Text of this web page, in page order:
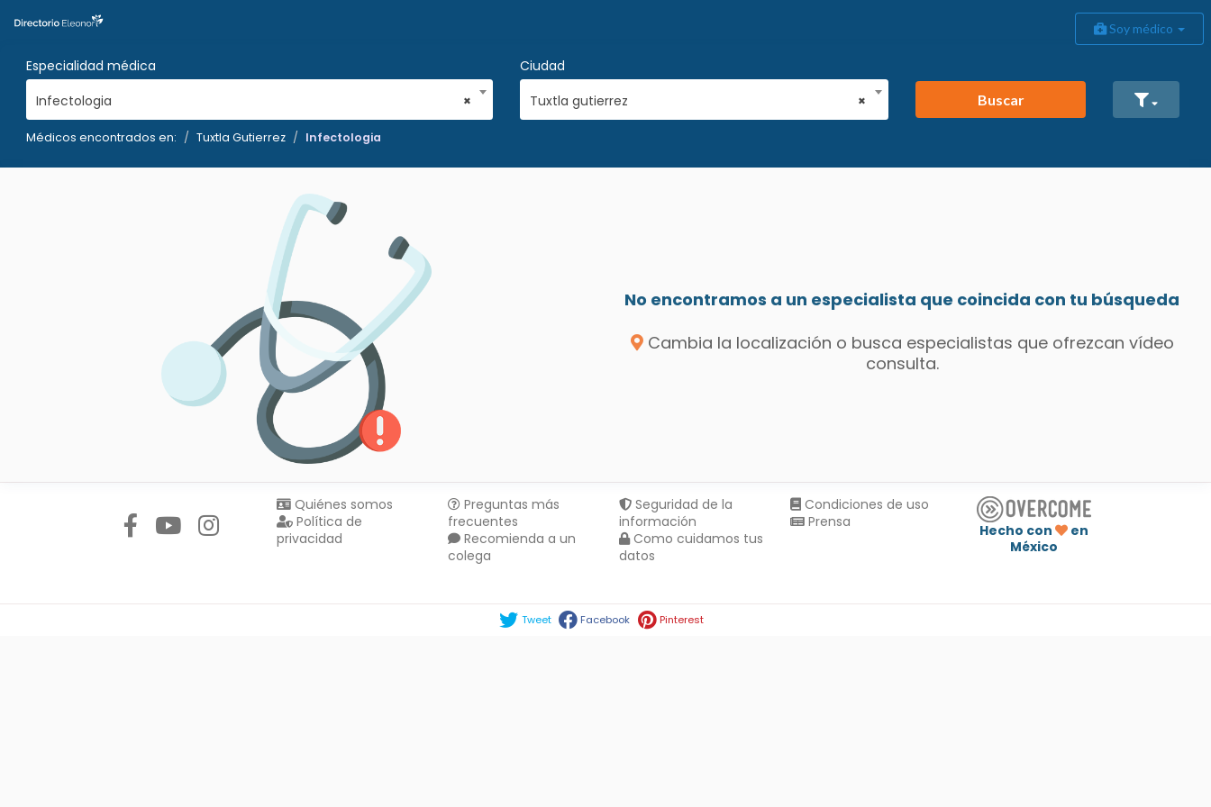
Soy médico
Especialidad médica
×
Infectologia
Ciudad
×
Tuxtla gutierrez Buscar
Médicos encontrados en: Tuxtla Gutierrez Infectologia
No encontramos a un especialista que coincida con tu búsqueda
Cambia la localización o busca especialistas que ofrezcan vídeo
consulta.
Quiénes somos
Política de
privacidad
Preguntas más
frecuentes
Recomienda a un
colega
Seguridad de la
información
Como cuidamos tus
datos
Condiciones de uso
Prensa
Hecho con
en
México
Tweet Facebook Pinterest